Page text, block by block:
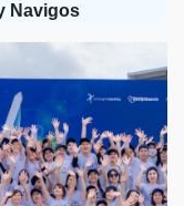
Navigos